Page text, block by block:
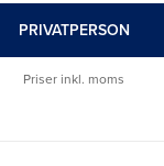
PRIVATPERSON
Priser inkl. moms